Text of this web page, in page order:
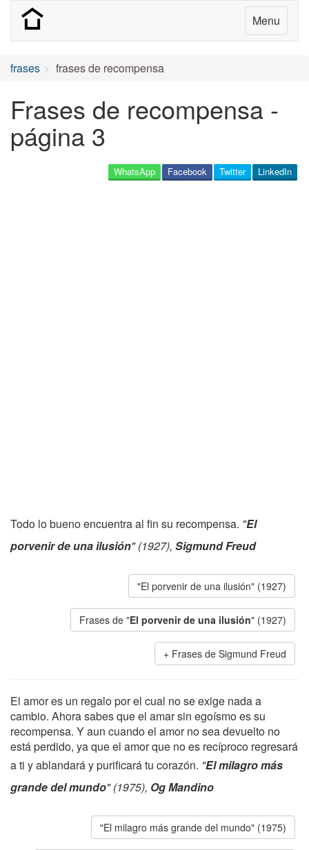
Menu
frases frases de recompensa
Frases de recompensa -
página 3
LinkedIn
Twitter
Facebook
WhatsApp
Todo lo bueno encuentra al fin su recompensa. "El
porvenir de una ilusión" (1927), Sigmund Freud
"El porvenir de una ilusión" (1927)
Frases de "El porvenir de una ilusión" (1927)
Frases de Sigmund Freud
El amor es un regalo por el cual no se exige nada a
cambio. Ahora sabes que el amar sin egoísmo es su
recompensa. Y aun cuando el amor no sea devuelto no
está perdido, ya que el amor que no es recíproco regresará
a ti y ablandará y purificará tu corazón. "El milagro más
grande del mundo" (1975), Og Mandino
"El milagro más grande del mundo" (1975)